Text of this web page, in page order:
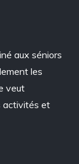
aux séniors
les
veut
activités et